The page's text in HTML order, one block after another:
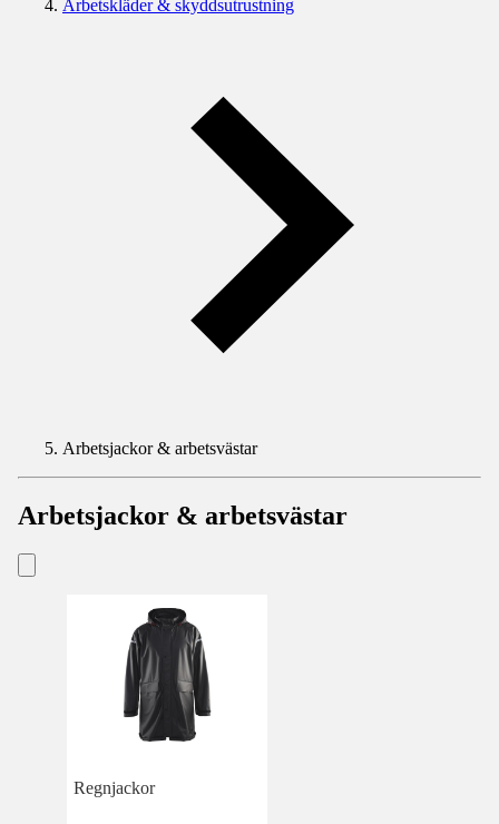
Arbetskläder & skyddsutrustning
Arbetsjackor & arbetsvästar
Arbetsjackor & arbetsvästar
Regnjackor